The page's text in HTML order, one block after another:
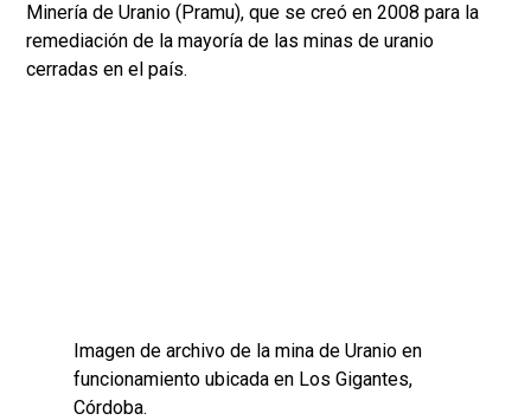
Minería de Uranio (Pramu), que se creó en 2008 para la
remediación de la mayoría de las minas de uranio
cerradas en el país.
Imagen de archivo de la mina de Uranio en
funcionamiento ubicada en Los Gigantes,
Córdoba.